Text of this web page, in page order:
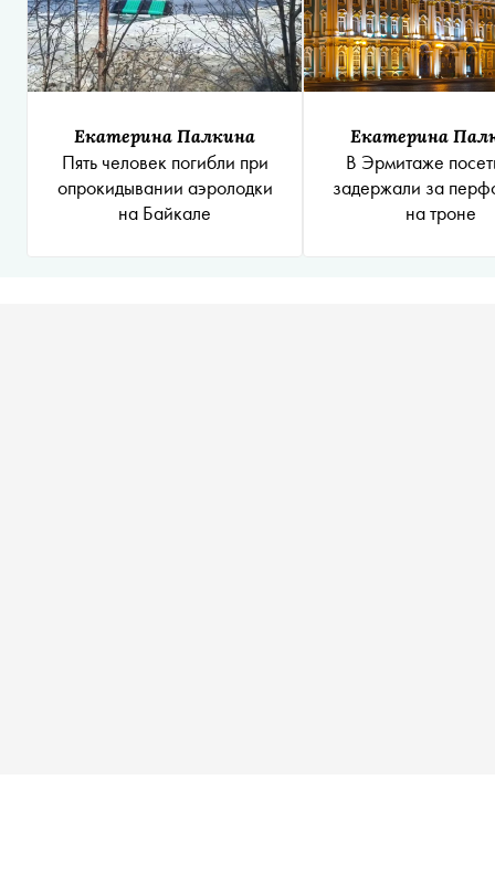
Екатерина Палкина
Пять человек погибли при
опрокидывании аэролодки
на Байкале
Екатерина
В Эрмитаже
задержали за
на троне